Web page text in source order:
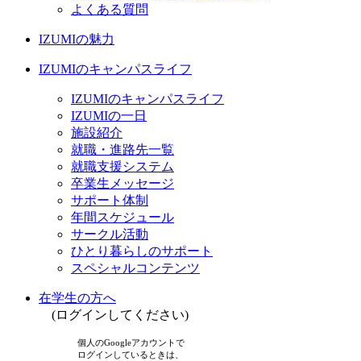
よくある質問
IZUMIの魅力
IZUMIのキャンパスライフ
IZUMIのキャンパスライフ
IZUMIの一日
施設紹介
就職・進路先一覧
就職支援システム
卒業生メッセージ
サポート体制
年間スケジュール
サークル活動
ひとり暮らしのサポート
スペシャルコンテンツ
在学生の方へ
(ログインしてください)
個人のGoogleアカウントで
ログインしているときは、